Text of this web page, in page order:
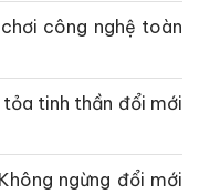
công nghệ toàn
tỏa tinh thần đổi mới
ngừng đổi mới